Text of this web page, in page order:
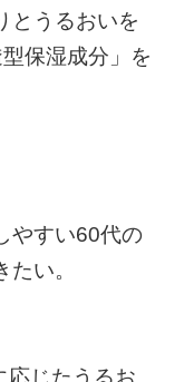
とうるおいを
保湿成分」を
やすい60代の
い。
応じたうるお